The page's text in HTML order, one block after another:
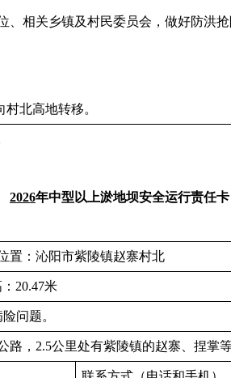
、相关乡镇及村民委员会，做好防洪
北高地转移。
2026年中型以上淤地坝安全运行责任卡
置：沁阳市紫陵镇赵寨村北
20.47米
问题。
，2.5公里处有紫陵镇的赵寨、捏掌等